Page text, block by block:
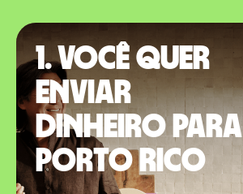
1. Você quer
enviar
dinheiro para
Porto Rico